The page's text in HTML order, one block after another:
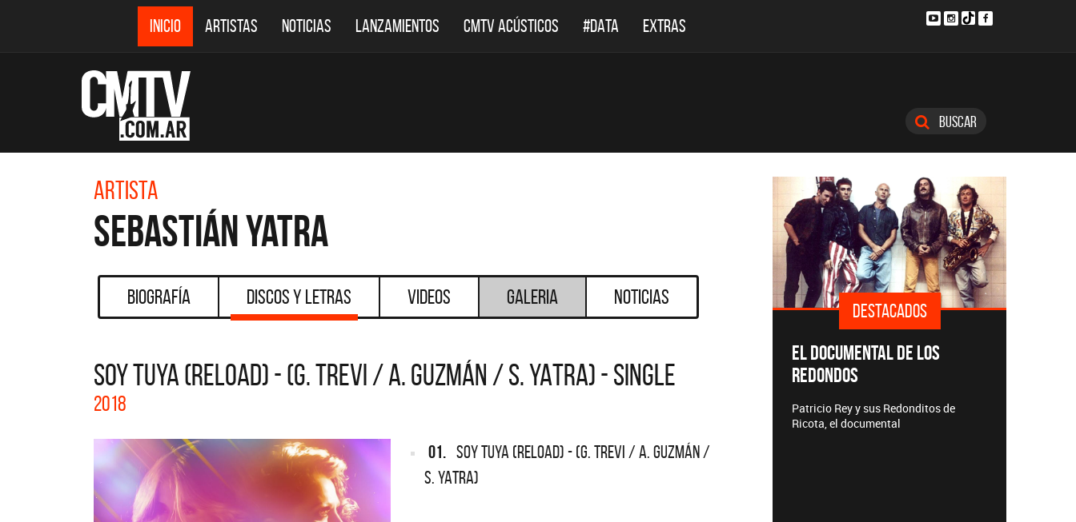
INICIO ARTISTAS NOTICIAS LANZAMIENTOS CMTV ACÚSTICOS #DATA EXTRAS
Buscar
Artista
Sebastián Yatra
Biografía Discos y Letras Videos Galeria Noticias
SOY TUYA (RELOAD) - (G. TREVI / A. GUZMÁN / S. YATRA) - SINGLE
2018
01. SOY TUYA (RELOAD) - (G. TREVI / A. GUZMÁN /
S. YATRA)
DESTACADOS
La colección completa de los CMTV
DESTACADOS
ARGENTINA
DESTACADOS
EL DOCUMENTAL DE LOS
REDONDOS
Patricio Rey y sus Redonditos de
Ricota, el documental